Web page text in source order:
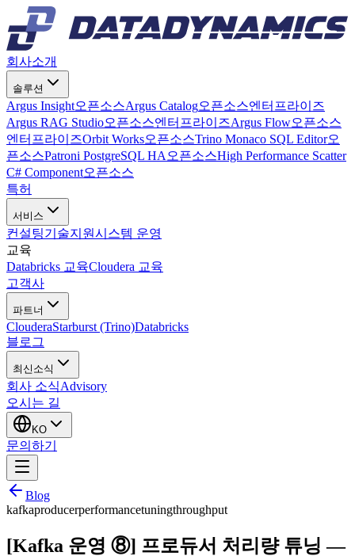
회사소개
솔루션
Argus Insight오픈소스Argus Catalog오픈소스엔터프라이즈
Argus RAG Studio오픈소스엔터프라이즈Argus Flow오픈소스
엔터프라이즈Orbit Works오픈소스Trino Monaco SQL Editor오
픈소스Patroni PostgreSQL HA 오픈소스High Performance Scatter
C# Component오픈소스
특허
서비스
컨설팅기술지원시스템 운영
교육
Databricks 교육Cloudera 교육
고객사
파트너
ClouderaStarburst (Trino)Databricks
블로그
최신소식
회사 소식Advisory
오시는 길
KO
문의하기
Blog
kafkaproducerperformancetuningthroughput
[Kafka 운영 ⑧] 프로듀서 처리량 튜닝 —